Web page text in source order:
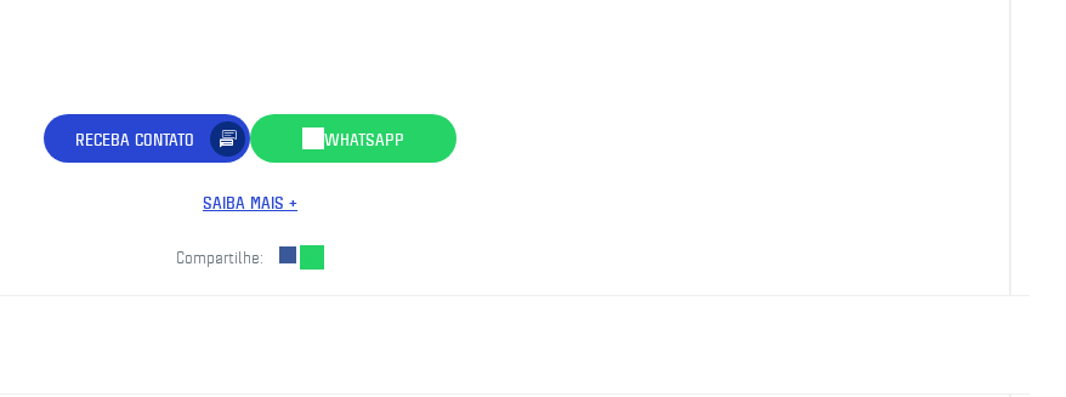
RECEBA CONTATO WHATSAPP
SAIBA MAIS +
Compartilhe: